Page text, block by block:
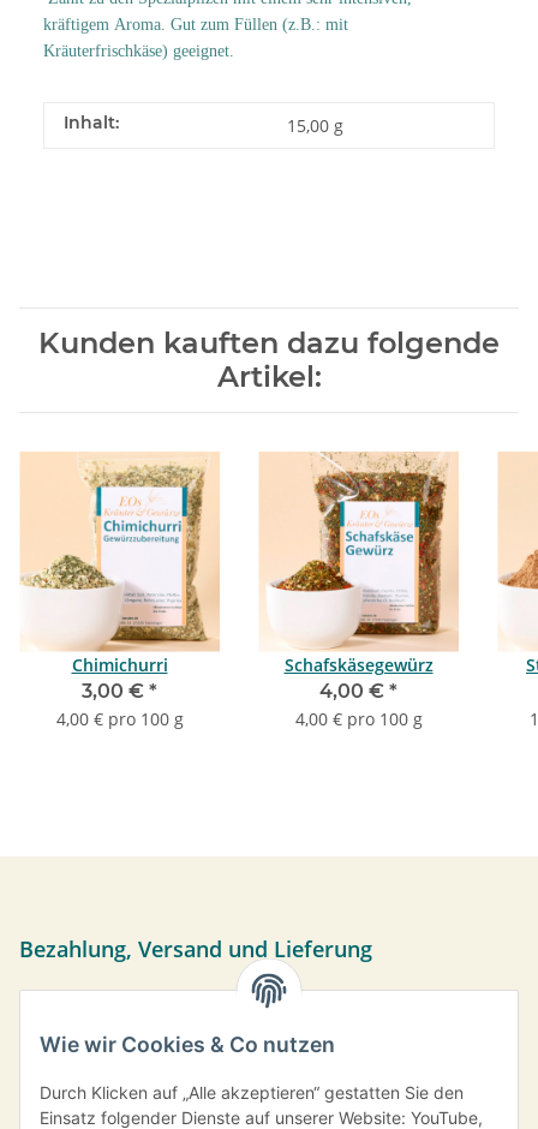
kräftigem Aroma. Gut zum Füllen (z.B.: mit
Kräuterfrischkäse) geeignet.
Inhalt: 15,00 g
Kunden kauften dazu folgende
Artikel:
Chimichurri
3,00 € *
4,00 € pro 100 g
Schafskäsegewürz
4,00 € *
4,00 € pro 100 g
Bezahlung, Versand und Lieferung
Sie können per Vorkasse, PayPal oder bei Abholung bar
übermittelt.
Versand frei ab einem Bestellwert von 35,- € innerhalb
Deutschlands.
Wie wir Cookies & Co nutzen
Durch Klicken auf „Alle akzeptieren“ gestatten Sie den
Einsatz folgender Dienste auf unserer Website: YouTube,